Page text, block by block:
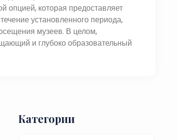
опцией, которая предоставляет
установленного периода,
музеев. В целом,
и глубоко образовательный
Категории